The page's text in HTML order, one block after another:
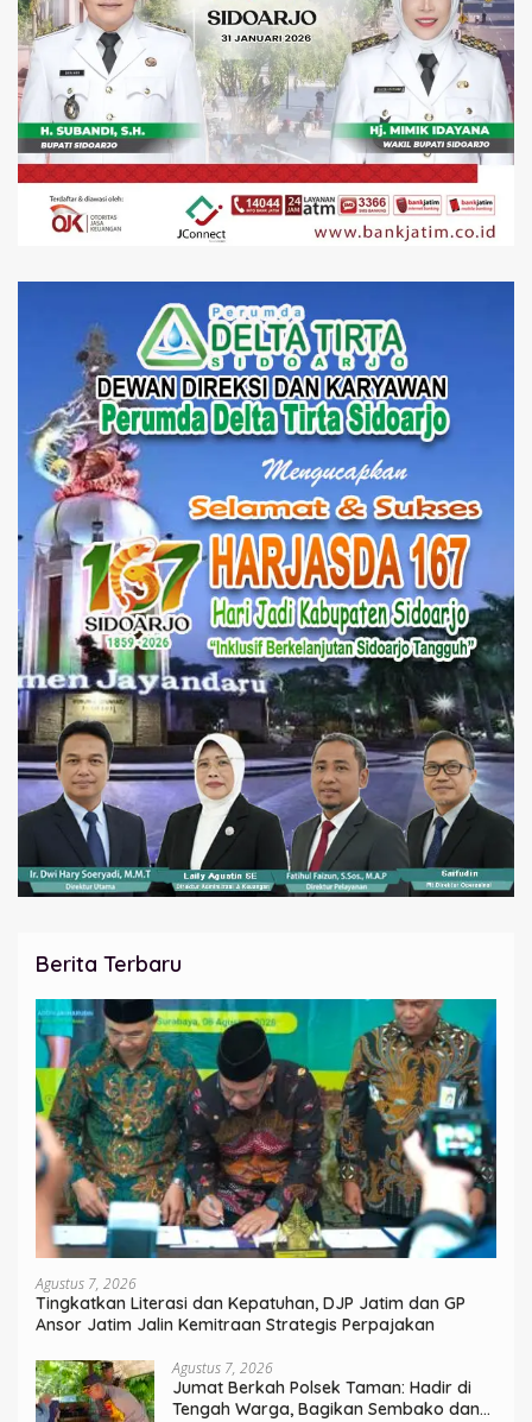
Berita Terbaru
Agustus 7, 2026
Tingkatkan Literasi dan Kepatuhan, DJP Jatim dan GP
Ansor Jatim Jalin Kemitraan Strategis Perpajakan
Agustus 7, 2026
Jumat Berkah Polsek Taman: Hadir di
Tengah Warga, Bagikan Sembako dan